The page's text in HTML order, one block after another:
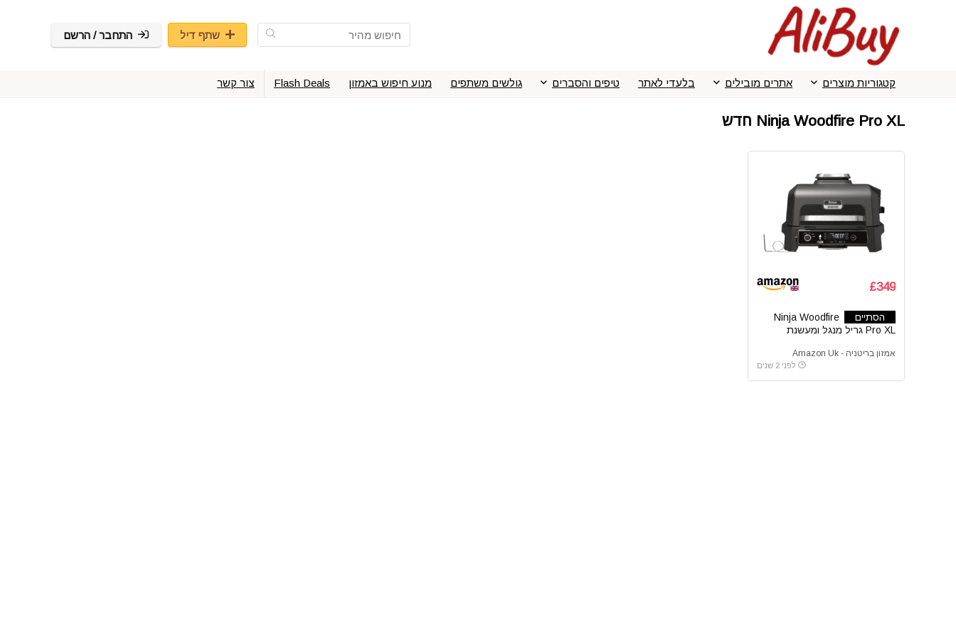
שתף דיל התחבר / הרשם
קטגוריות מוצרים אתרים מובילים בלעדי לאתר טיפים והסברים גולשים משתפים מנוע חיפוש באמזון Flash Deals צור קשר
Ninja Woodfire Pro XL חדש
£349
הסתיים
Ninja Woodfire
Pro XL גריל מנגל ומעשנת
אמזון בריטניה - Amazon Uk
לפני 2 שנים